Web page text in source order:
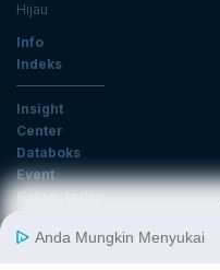
Hijau
Info
Indeks
Insight
Center
Databoks
Event
KatadataOto